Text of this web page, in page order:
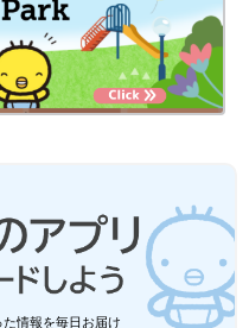
情報を毎日お届け